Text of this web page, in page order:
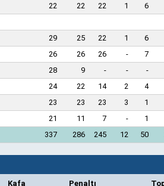
22 22 22 1 6
29 25 22 1 6
26 26 26 - 7
28 9 - - -
24 22 14 2 4
23 23 23 3 1
21 11 7 - 1
337 286 245 12 50
Kafa Penaltı